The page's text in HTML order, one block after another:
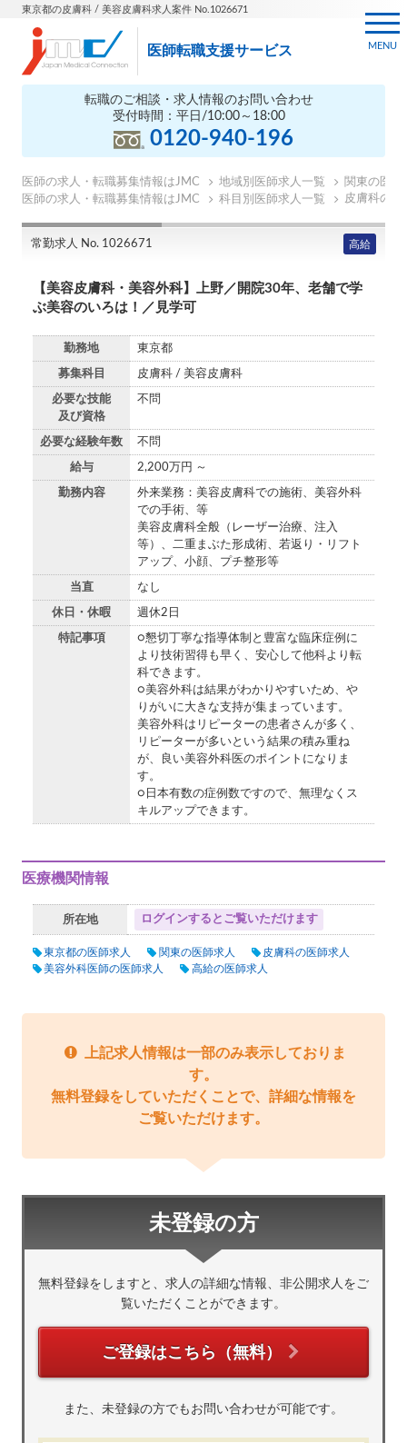
東京都の皮膚科 / 美容皮膚科求人案件 No.1026671
医師転職支援サービス
転職のご相談・求人情報のお問い合わせ
受付時間：平日/10:00～18:00
0120-940-196
MENU
医師の求人・転職募集情報はJMC 地域別医師求人一覧
関東の医師
医師の求人・転職募集情報はJMC
科目別医師求人一覧 皮膚科の医
常勤求人 No. 1026671 高給
【美容皮膚科・美容外科】上野／開院30年、老舗で学
ぶ美容のいろは！／見学可
勤務地 東京都
募集科目 皮膚科 / 美容皮膚科
必要な技能
及び資格
不問
必要な経験年数 不問
給与 2,200万円 ～
勤務内容
外来業務：美容皮膚科での施術、美容外科
での手術、等
美容皮膚科全般（レーザー治療、注入
等）、二重まぶた形成術、若返り・リフト
アップ、小顔、プチ整形等
当直 なし
休日・休暇 週休2日
特記事項
○懇切丁寧な指導体制と豊富な臨床症例に
より技術習得も早く、安心して他科より転
科できます。
○美容外科は結果がわかりやすいため、や
りがいに大きな支持が集まっています。
美容外科はリピーターの患者さんが多く、
リピーターが多いという結果の積み重ね
が、良い美容外科医のポイントになりま
す。
○日本有数の症例数ですので、無理なくス
キルアップできます。
医療機関情報
所在地 ログインするとご覧いただけます
東京都の医師求人 関東の医師求人
皮膚科の医師求人
美容外科医師の医師求人
高給の医師求人
上記求人情報は一部のみ表示しておりま
す。
無料登録をしていただくことで、詳細な情報を
ご覧いただけます。
未登録の方
無料登録をしますと、求人の詳細な情報、非公開求人をご
覧いただくことができます。
ご登録はこちら（無料）
また、未登録の方でもお問い合わせが可能です。